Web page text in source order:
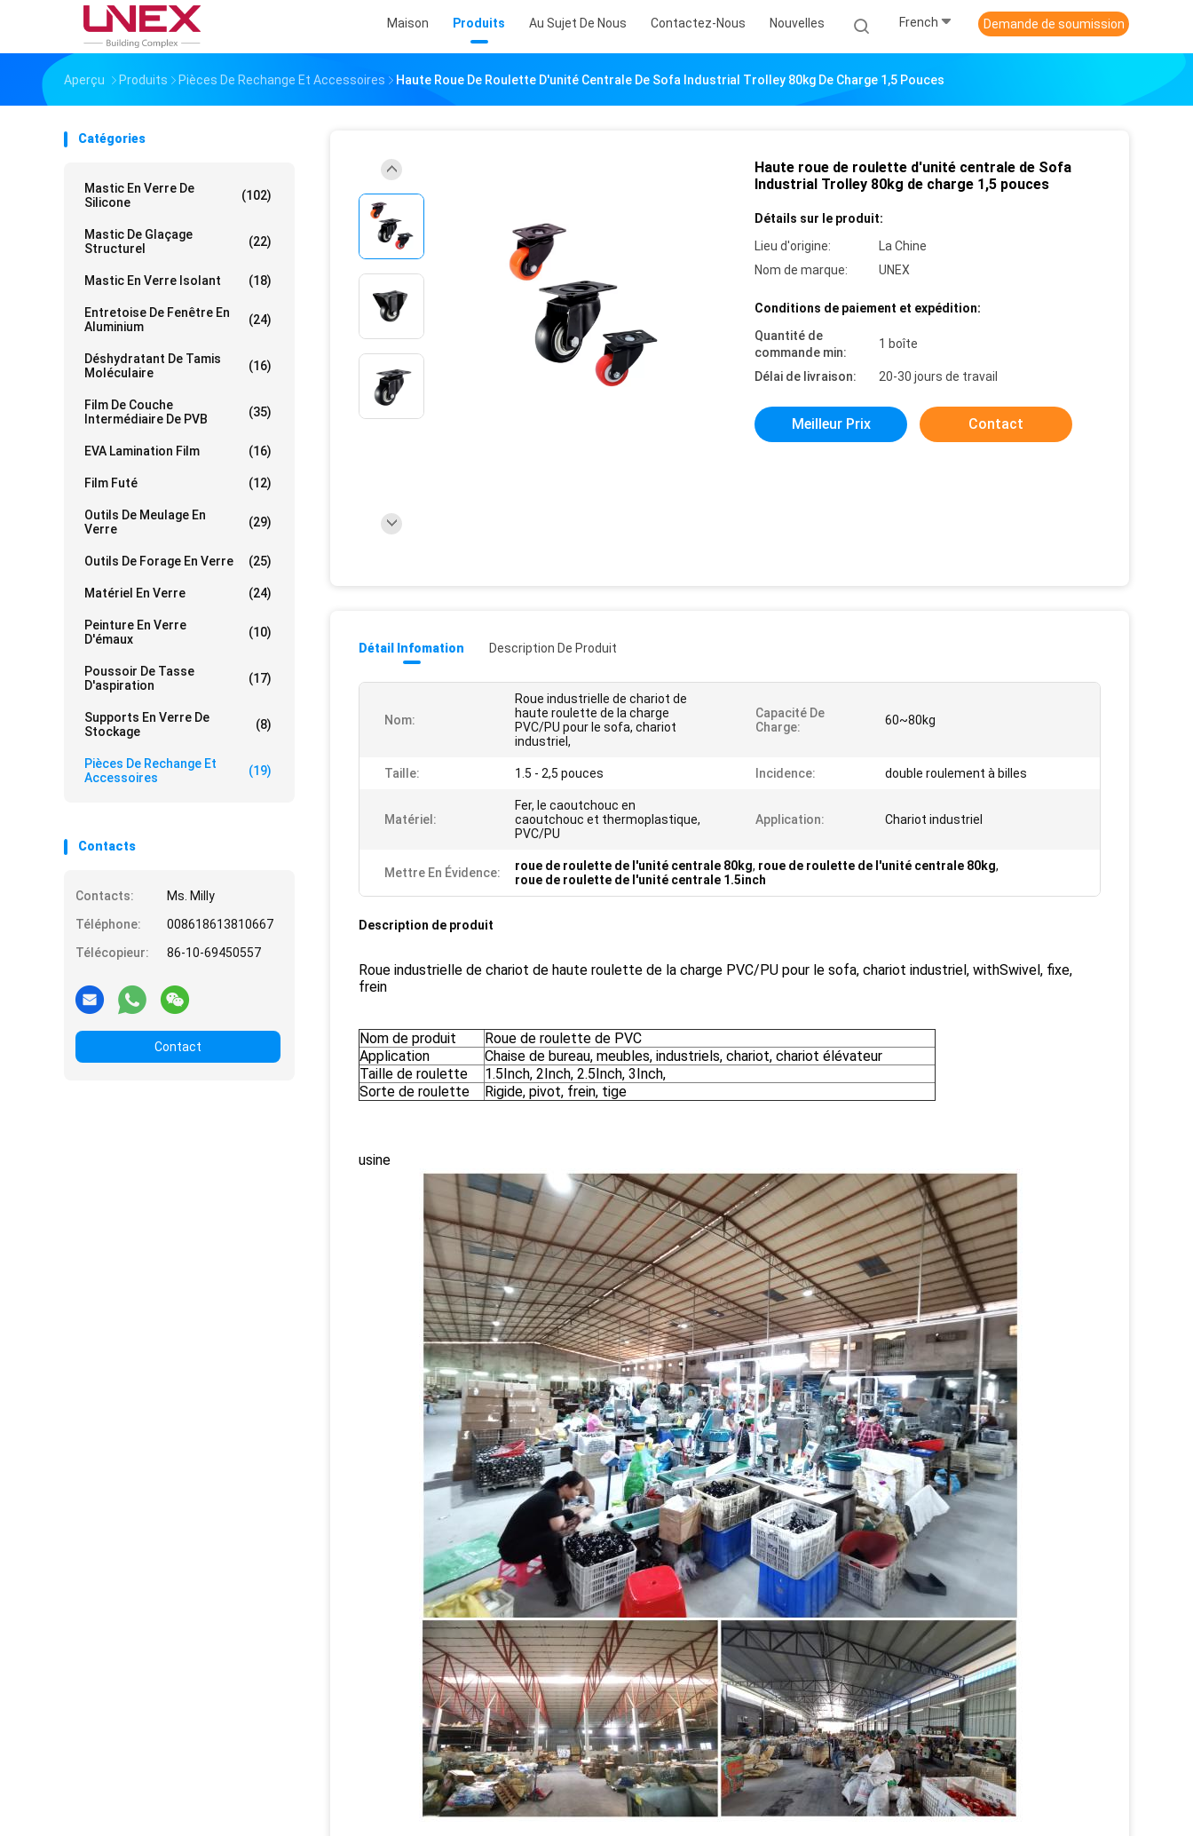
Maison Produits Au Sujet De Nous Contactez-Nous Nouvelles French Demande de soumission
Aperçu Produits Pièces De Rechange Et Accessoires Haute Roue De Roulette D'unité Centrale De Sofa Industrial Trolley 80kg De Charge 1,5 Pouces
Catégories
Mastic En Verre De
Silicone
(102)
Mastic De Glaçage
Structurel
(22)
Mastic En Verre Isolant (18)
Entretoise De Fenêtre En
Aluminium
(24)
Déshydratant De Tamis
Moléculaire
(16)
Film De Couche
Intermédiaire De PVB
(35)
EVA Lamination Film (16)
Film Futé (12)
Outils De Meulage En
Verre
(29)
Outils De Forage En Verre (25)
Matériel En Verre (24)
Peinture En Verre
D'émaux
(10)
Poussoir De Tasse
D'aspiration
(17)
Supports En Verre De
Stockage
(8)
Pièces De Rechange Et
Accessoires
(19)
Contacts
Contacts:
Ms. Milly
Téléphone:
008618613810667
Télécopieur:
86-10-69450557
Contact
Haute roue de roulette d'unité centrale de Sofa
Industrial Trolley 80kg de charge 1,5 pouces
Détails sur le produit:
Lieu d'origine:
La Chine
Nom de marque:
UNEX
Conditions de paiement et expédition:
Quantité de
commande min:
1 boîte
Délai de livraison: 20-30 jours de travail
Meilleur Prix Contact
Détail Infomation Description De Produit
Nom:
Roue industrielle de chariot de
haute roulette de la charge
PVC/PU pour le sofa, chariot
industriel,
Capacité De
Charge:
60~80kg
Taille: 1.5 - 2,5 pouces Incidence: double roulement à billes
Matériel:
Fer, le caoutchouc en
caoutchouc et thermoplastique,
PVC/PU
Application: Chariot industriel
Mettre En Évidence: roue de roulette de l'unité centrale 80kg, roue de roulette de l'unité centrale 80kg,
roue de roulette de l'unité centrale 1.5inch
Description de produit
Roue industrielle de chariot de haute roulette de la charge PVC/PU pour le sofa, chariot industriel, withSwivel, fixe,
frein
Nom de produit
Roue de roulette de PVC
Application
Chaise de bureau, meubles, industriels, chariot, chariot élévateur
Taille de roulette
1.5Inch, 2Inch, 2.5Inch, 3Inch,
Sorte de roulette
Rigide, pivot, frein, tige
usine